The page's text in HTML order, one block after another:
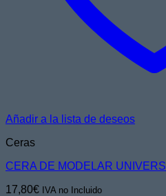
Añadir a la lista de deseos
Ceras
CERA DE MODELAR
17,80€ IVA no Incluido